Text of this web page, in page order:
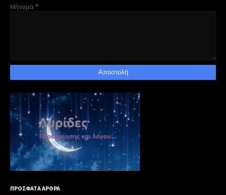
Μήνυμα *
ΠΡΟΣΦΑΤΑ ΑΡΘΡΑ